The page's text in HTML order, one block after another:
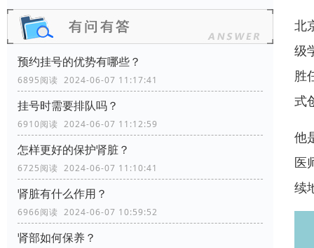
预约挂号的优势有哪些？
6895阅读 2024-06-07 11:17:41
挂号时需要排队吗？
6910阅读 2024-06-07 11:12:59
怎样更好的保护肾脏？
6725阅读 2024-06-07 11:10:41
肾脏有什么作用？
6966阅读 2024-06-07 10:59:52
肾部如何保养？
北
级
胜
式
他
医
续